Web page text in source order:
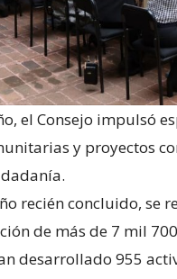
el Consejo impulsó
y proyectos
recién concluido, se
de más de 7 mil
desarrollado 955